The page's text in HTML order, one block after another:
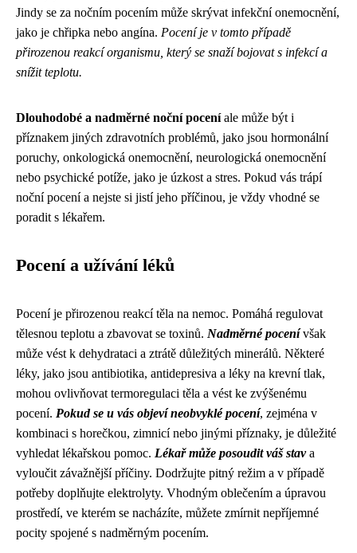
Jindy se za nočním pocením může skrývat infekční onemocnění,
jako je chřipka nebo angína. Pocení je v tomto případě
přirozenou reakcí organismu, který se snaží bojovat s infekcí a
snížit teplotu.
Dlouhodobé a nadměrné noční poceníale může být i
příznakem jiných zdravotních problémů, jako jsou hormonální
poruchy, onkologická onemocnění, neurologická onemocnění
nebo psychické potíže, jako je úzkost a stres. Pokud vás trápí
noční pocení a nejste si jistí jeho příčinou, je vždy vhodné se
poradit s lékařem.
Pocení a užívání léků
Pocení je přirozenou reakcí těla na nemoc. Pomáhá regulovat
tělesnou teplotu a zbavovat se toxinů. Nadměrné pocenívšak
může vést k dehydrataci a ztrátě důležitých minerálů. Některé
léky, jako jsou antibiotika, antidepresiva a léky na krevní tlak,
mohou ovlivňovat termoregulaci těla a vést ke zvýšenému
pocení. Pokud se u vás objeví neobvyklé pocení, zejména v
kombinaci s horečkou, zimnicí nebo jinými příznaky, je důležité
vyhledat lékařskou pomoc. Lékař může posoudit váš stava
vyloučit závažnější příčiny. Dodržujte pitný režim a v případě
potřeby doplňujte elektrolyty. Vhodným oblečením a úpravou
prostředí, ve kterém se nacházíte, můžete zmírnit nepříjemné
pocity spojené s nadměrným pocením.